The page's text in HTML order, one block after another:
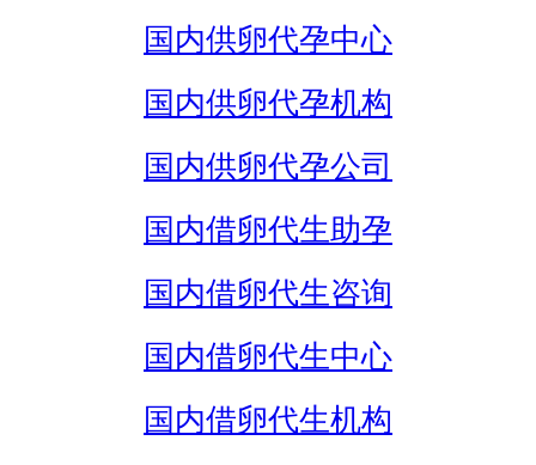
国内供卵代孕中心
国内供卵代孕机构
国内供卵代孕公司
国内借卵代生助孕
国内借卵代生咨询
国内借卵代生中心
国内借卵代生机构